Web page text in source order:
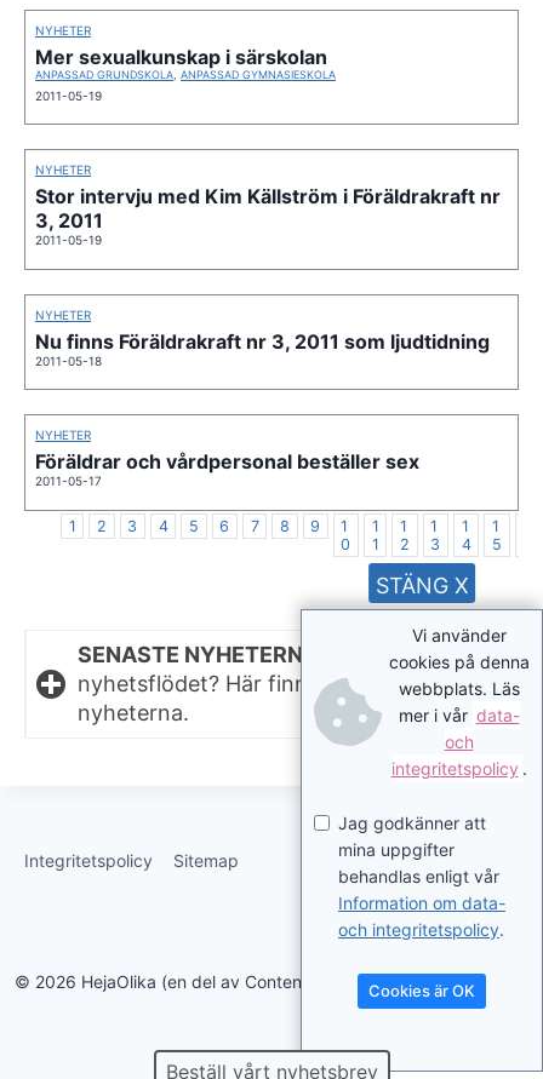
NYHETER
Mer sexualkunskap i särskolan
ANPASSAD GRUNDSKOLA ANPASSAD GYMNASIESKOLA
2011-05-19
NYHETER
Stor intervju med Kim Källström i Föräldrakraft nr
3, 2011
2011-05-19
NYHETER
Nu finns Föräldrakraft nr 3, 2011 som ljudtidning
2011-05-18
NYHETER
Föräldrar och vårdpersonal beställer sex
2011-05-17
1 2 3 4 5 6 7 8 9
1
0
1
1
1
2
1
3
1
4
1
5
SENASTE NYHETERNA.
Missat något i
nyhetsflödet? Här finns de senaste
nyheterna.
Integritetspolicy Sitemap
© 2026 HejaOlika (en del av Contentverkstan.se)
Beställ vårt nyhetsbrev
Vi använder
cookies på denna
webbplats. Läs
mer i vår data-
och
integritetspolicy .
Jag godkänner att
mina uppgifter
behandlas enligt vår
Information om data-
och integritetspolicy.
Cookies är OK
STÄNG X